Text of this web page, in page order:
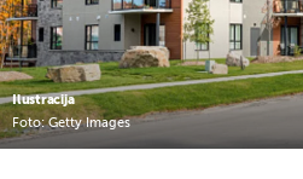
Ilustracija
Foto: Getty Images